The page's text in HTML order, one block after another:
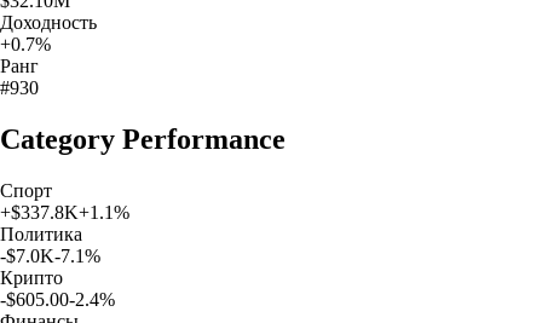
Доходность
+0.7%
Ранг
#930
Category Performance
Спорт
+$337.8K+1.1%
Политика
-$7.0K-7.1%
Крипто
-$605.00-2.4%